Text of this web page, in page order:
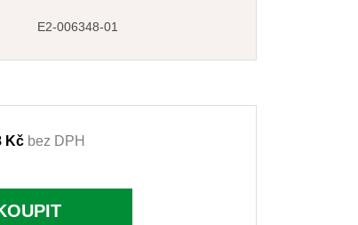
E2-006348-01
Kč bez DPH